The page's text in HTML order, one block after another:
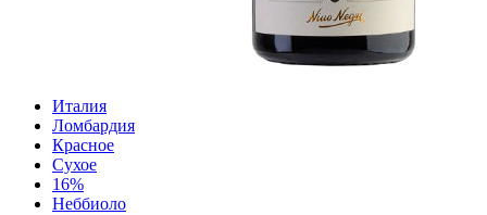
Италия
Ломбардия
Красное
Сухое
16%
Неббиоло